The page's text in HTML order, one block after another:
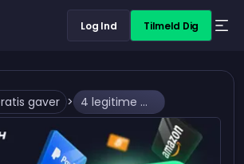
Log Ind Tilmeld Dig
gaver > 4 legitime måder at få Discord Nitro gratis og billigt